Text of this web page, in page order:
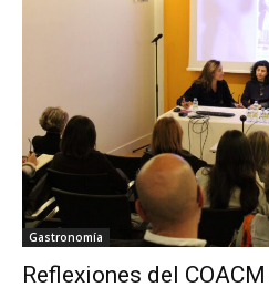
Gastronomía
Reflexiones del